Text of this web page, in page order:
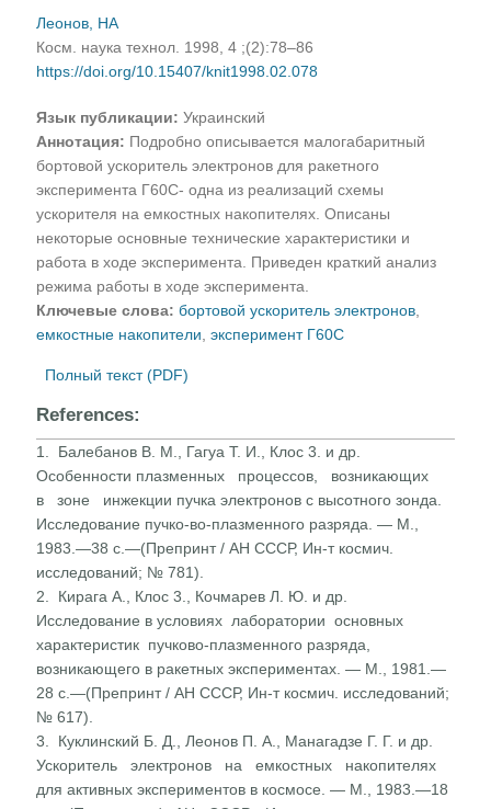
Леонов, НА
Косм. наука технол. 1998, 4 ;(2):78–86
https://doi.org/10.15407/knit1998.02.078
Язык публикации: Украинский
Аннотация: Подробно описывается малогабаритный
бортовой ускоритель электронов для ракетного
эксперимента Г60С- одна из реализаций схемы
ускорителя на емкостных накопителях. Описаны
некоторые основные технические характеристики и
работа в ходе эксперимента. Приведен краткий анализ
режима работы в ходе эксперимента.
Ключевые слова: бортовой ускоритель электронов
емкостные накопители ,эксперимент Г60С
Полный текст (PDF)
References:
1. Балебанов В. М., Гагуа Т. И., Клос 3. и др.
Особенности плазменных процессов, возникающих
в зоне инжекции пучка электронов с высотного зонда.
Исследование пучко-во-плазменного разряда. — М.,
1983.—38 с.—(Препринт / АН СССР, Ин-т космич.
исследований; № 781).
2. Кирага А., Клос 3., Кочмарев Л. Ю. и др.
Исследование в условиях лаборатории основных
характеристик пучково-плазменного разряда,
возникающего в ракетных экспери­ментах. — М., 1981.—
28 с.—(Препринт / АН СССР, Ин-т космич. исследований;
№ 617).
3. Куклинский Б. Д., Леонов П. А., Манагадзе Г. Г. и др.
Ускоритель электронов на емкостных накопителях
для активных экспериментов в космосе. — М., 1983.—18